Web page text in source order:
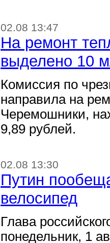
02.08 13:47
На ремонт
выделено 10
Комиссия по
направила на
Черемошники,
9,89 рублей.
02.08 13:30
Путин
велосипед
Глава
понедельник, 1